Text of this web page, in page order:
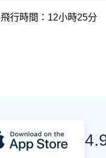
飛行時間：12小時25分